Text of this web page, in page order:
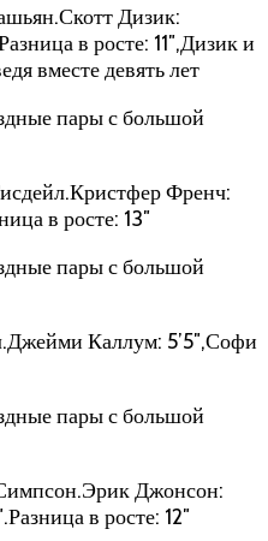
Дизик:
в росте: 11″,Дизик и
вместе девять лет
Френч:
в росте: 13″
Каллум: 5’5″,Софи
Джонсон:
в росте: 12″